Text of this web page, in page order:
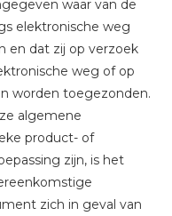
waar van de
elektronische weg
en dat zij op verzoek
weg of op
worden toegezonden.
algemene
product- of
zijn, is het
zich in geval van